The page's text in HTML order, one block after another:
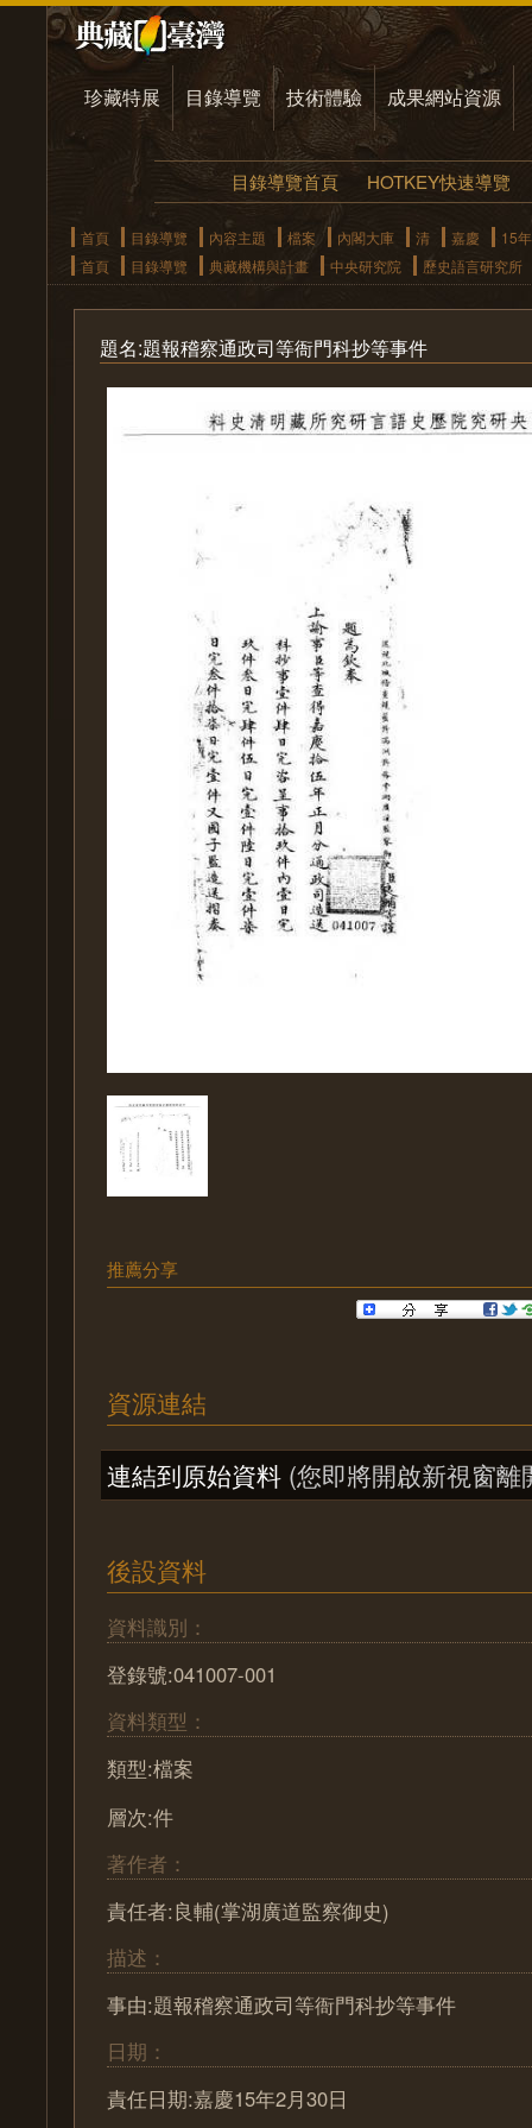
珍藏特展 目錄導覽 技術體驗 成果網站資源
目錄導覽首頁 HOTKEY快速導覽
首頁 目錄導覽 內容主題 檔案 內閣大庫 清 嘉慶
15年
首頁
目錄導覽 典藏機構與計畫 中央研究院 歷史語言研究所
題名:題報稽察通政司等衙門科抄等事件
推薦分享
資源連結
連結到原始資料 (您即將開啟新視窗離
後設資料
資料識別：
登錄號:041007-001
資料類型：
類型:檔案
層次:件
著作者：
責任者:良輔(掌湖廣道監察御史)
描述：
事由:題報稽察通政司等衙門科抄等事件
日期：
責任日期:嘉慶15年2月30日